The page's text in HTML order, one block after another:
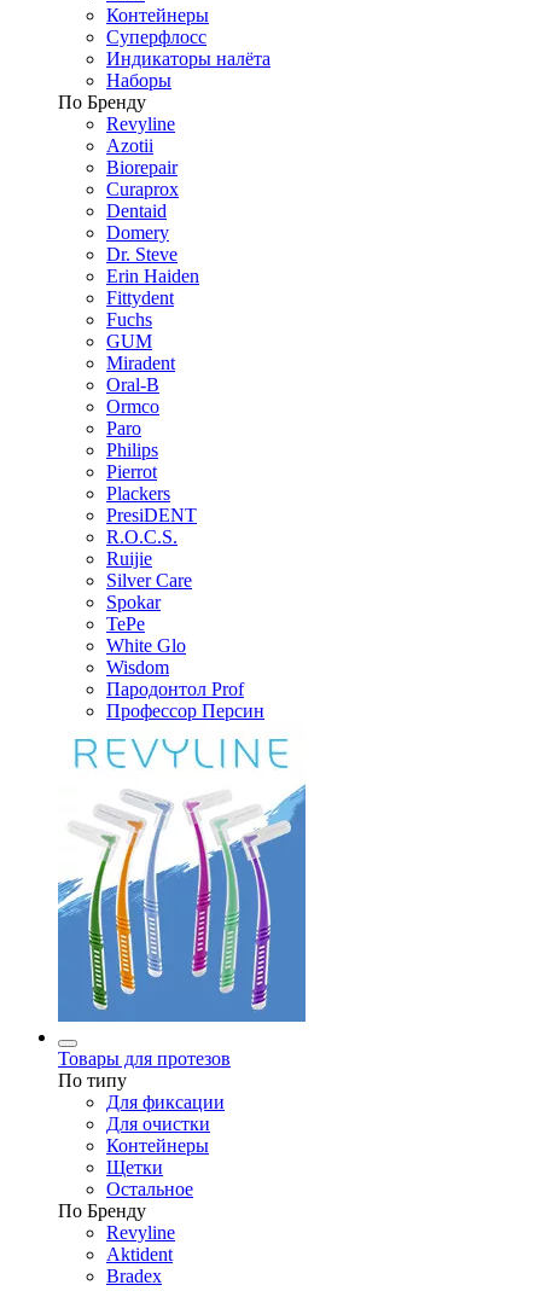
Контейнеры
Суперфлосс
Индикаторы налёта
Наборы
По Бренду
Revyline
Azotii
Biorepair
Curaprox
Dentaid
Domery
Dr. Steve
Erin Haiden
Fittydent
Fuchs
GUM
Miradent
Oral-B
Ormco
Paro
Philips
Pierrot
Plackers
PresiDENT
R.O.C.S.
Ruijie
Silver Care
Spokar
TePe
White Glo
Wisdom
Пародонтол Prof
Профессор Персин
Товары для протезов
По типу
Для фиксации
Для очистки
Контейнеры
Щетки
Остальное
По Бренду
Revyline
Aktident
Bradex